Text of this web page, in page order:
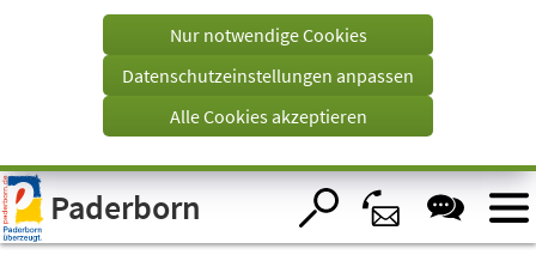
Visuelle
Assistenzsoftware
öffnen.
einem
Tab)
Nur notwendige Cookies
Datenschutzeinstellungen anpassen
Alle Cookies akzeptieren
Paderborn